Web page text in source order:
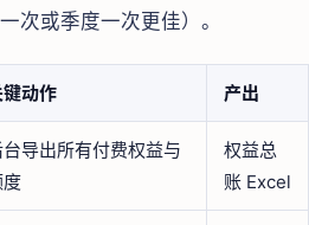
次或季度一次更佳）。
动作 产出
台导出所有付费权益与
权益总
账 Excel